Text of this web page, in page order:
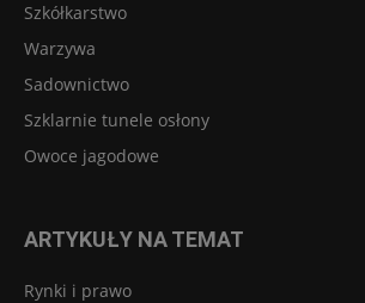
Szkółkarstwo
Warzywa
Sadownictwo
Szklarnie tunele osłony
Owoce jagodowe
ARTYKUŁY NA TEMAT
Rynki i prawo